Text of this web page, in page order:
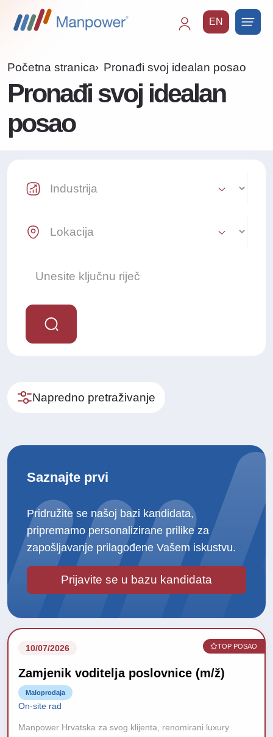
EN
Početna stranica Pronađi svoj idealan posao
Pronađi svoj idealan
posao
Industry Select
Location Select
Napredno pretraživanje
Saznajte prvi
Pridružite se našoj bazi kandidata,
pripremamo personalizirane prilike za
zapošljavanje prilagođene Vašem iskustvu.
Prijavite se u bazu kandidata
10/07/2026 TOP POSAO
Zamjenik voditelja poslovnice (m/ž)
Maloprodaja
On-site rad
Manpower Hrvatska za svog klijenta, renomirani luxury